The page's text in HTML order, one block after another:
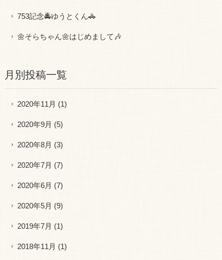
753記念🚔ゆうとくん🚓
🌼そらちゃん🌼はじめまして🎶
月別投稿一覧
2020年11月 (1)
2020年9月 (5)
2020年8月 (3)
2020年7月 (7)
2020年6月 (7)
2020年5月 (9)
2019年7月 (1)
2018年11月 (1)